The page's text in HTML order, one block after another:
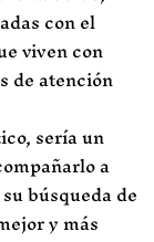
con el
viven con
de atención
sería un
a
búsqueda de
y más